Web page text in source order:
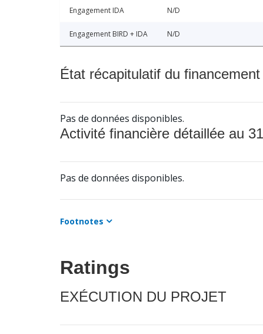
Engagement IDA N/D
Engagement BIRD + IDA N/D
État récapitulatif du
Pas de données disponibles.
Activité financière détaillée au
Pas de données disponibles.
Footnotes
Ratings
EXÉCUTION DU PROJET